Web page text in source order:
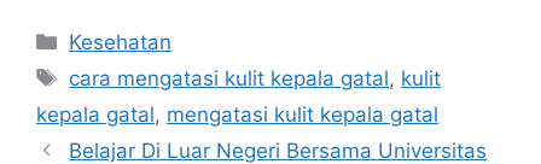
Categories
Kesehatan
Tags
cara mengatasi kulit kepala gatal, kulit
kepala gatal, mengatasi kulit kepala gatal
Belajar Di Luar Negeri Bersama Universitas